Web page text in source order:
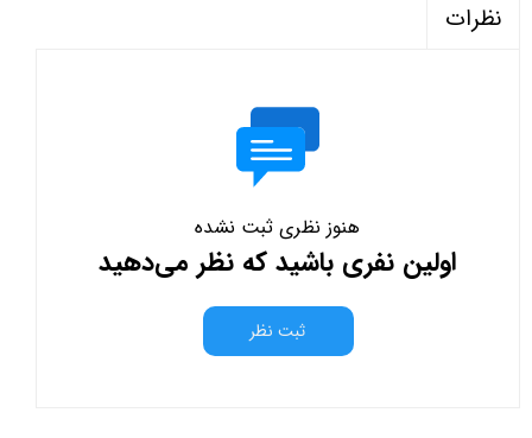
نظرات
هنوز نظری ثبت نشده
اولین نفری باشید که نظر می‌دهید
ثبت نظر